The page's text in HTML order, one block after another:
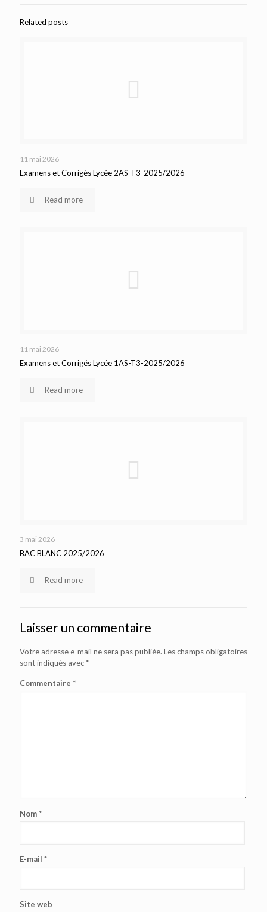
Related posts
11 mai 2026
Examens et Corrigés Lycée 2AS-T3-2025/2026
Read more
11 mai 2026
Examens et Corrigés Lycée 1AS-T3-2025/2026
Read more
3 mai 2026
BAC BLANC 2025/2026
Read more
Laisser un commentaire
Votre adresse e-mail ne sera pas publiée. Les champs obligatoires
sont indiqués avec*
Commentaire *
Nom*
E-mail *
Site web